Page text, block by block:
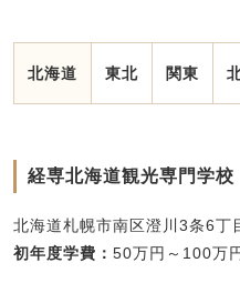
北海道 東北 関東
経専北海道観光専門学校
北海道札幌市南区澄川3条6丁
初年度学費： 50万円～100万